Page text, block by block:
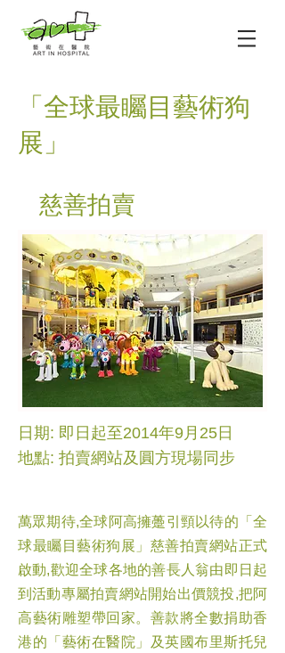
「全球最矚目藝術狗
展」
慈善拍賣
日期: 即日起至2014年9月25日
地點: 拍賣網站及圓方現場同步
萬眾期待,全球阿高擁躉引頸以待的「全
球最矚目藝術狗展」慈善拍賣網站正式
啟動,歡迎全球各地的善長人翁由即日起
到活動專屬拍賣網站開始出價競投,把阿
高藝術雕塑帶回家。善款將全數捐助香
港的「藝術在醫院」及英國布里斯托兒